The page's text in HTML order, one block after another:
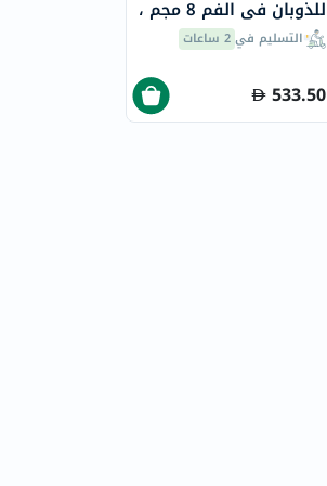
للذوبان في الفم 8 مجم ،
10 أقراصالتسليم في2 ساعات
533.50